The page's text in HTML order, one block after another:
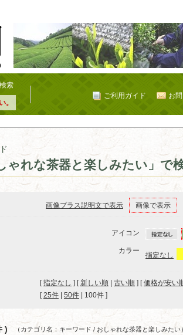
索
。
お
ご利用ガイド
ゃれな茶器と楽しみたい」で
画像プラス説明文で表示 画像で表示
アイコン
カラー
指定なし
[指定なし ] [ 新しい順 古い順 ] [価格が安い
[ 25件 50件 100件 ]
) （カテゴリ名：キーワード / おしゃれな茶器と楽しみたい）